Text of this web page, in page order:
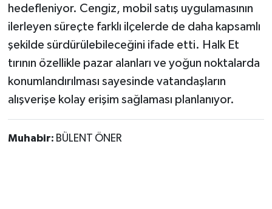
hedefleniyor. Cengiz, mobil satış uygulamasının
ilerleyen süreçte farklı ilçelerde de daha kapsamlı
şekilde sürdürülebileceğini ifade etti. Halk Et
tırının özellikle pazar alanları ve yoğun noktalarda
konumlandırılması sayesinde vatandaşların
alışverişe kolay erişim sağlaması planlanıyor.
Muhabir: BÜLENT ÖNER